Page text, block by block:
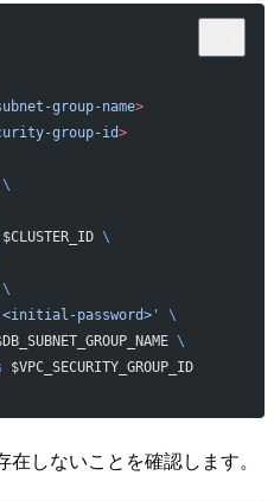
group-name>
group-id>
\
password>'
\
\
$VPC_SECURITY_GROUP_ID
しないことを確認します。